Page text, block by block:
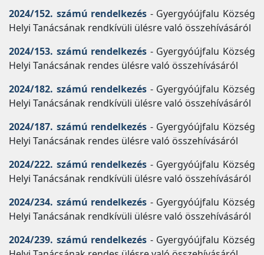
2024/152. számú rendelkezés - Gyergyóújfalu Község
Helyi Tanácsának rendkívüli ülésre való összehívásáról
2024/153. számú rendelkezés - Gyergyóújfalu Község
Helyi Tanácsának rendes ülésre való összehívásáról
2024/182. számú rendelkezés - Gyergyóújfalu Község
Helyi Tanácsának rendkívüli ülésre való összehívásáról
2024/187. számú rendelkezés - Gyergyóújfalu Község
Helyi Tanácsának rendes ülésre való összehívásáról
2024/222. számú rendelkezés - Gyergyóújfalu Község
Helyi Tanácsának rendkívüli ülésre való összehívásáról
2024/234. számú rendelkezés - Gyergyóújfalu Község
Helyi Tanácsának rendkívüli ülésre való összehívásáról
2024/239. számú rendelkezés - Gyergyóújfalu Község